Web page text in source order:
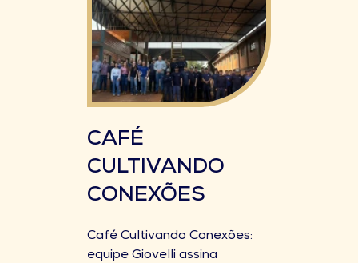
CAFÉ
CULTIVANDO
CONEXÕES
Café Cultivando Conexões:
equipe Giovelli assina